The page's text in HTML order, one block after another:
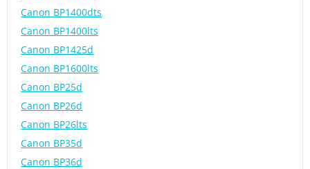
Canon BP1400dts
Canon BP1400lts
Canon BP1425d
Canon BP1600lts
Canon BP25d
Canon BP26d
Canon BP26lts
Canon BP35d
Canon BP36d